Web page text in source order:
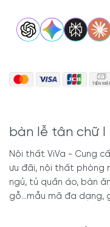
bàn lễ tân chữ l
Nội thất ViVa - Cung
ưu đãi, nội thất phòng
ngủ, tủ quần áo, bàn
gỗ...mẫu mã đa dạng,